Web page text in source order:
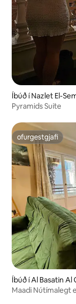
Íbúð í Nazlet El-
Pyramids Suite
ofurgestgjafi
ofurgestgjafi
Íbúð í Al Basatin Al
Maadi Nútímalegt